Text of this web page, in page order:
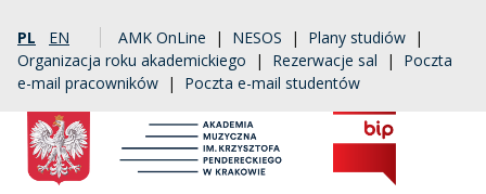
PL EN AMK OnLine | NESOS | Plany studiów |
Organizacja roku akademickiego | Rezerwacje sal | Poczta
e-mail pracowników | Poczta e-mail studentów